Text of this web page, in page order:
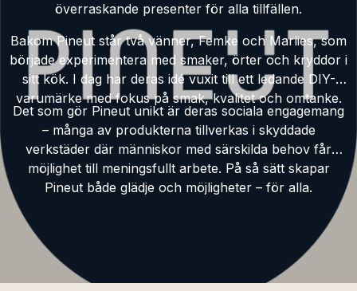
överraskande presenter för alla tillfällen.
Bakom Pineut står två vänner, Femke och Marlies, som
började experimentera med smaker, örter och kryddor i
sitt kök. I dag har deras idé vuxit till ett ledande DIY-
varumärke med fokus på smak, kvalitet och omtanke.
Det som gör Pineut unikt är deras sociala engagemang
– många av produkterna tillverkas i skyddade
verkstäder där människor med särskilda behov får
möjlighet till meningsfullt arbete. På så sätt skapar
Pineut både glädje och möjligheter – för alla.